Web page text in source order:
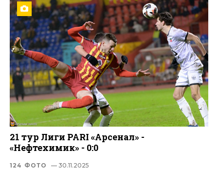
21 тур Лиги PARI «Арсенал» -
«Нефтехимик» - 0:0
124 ФОТО — 30.11.2025